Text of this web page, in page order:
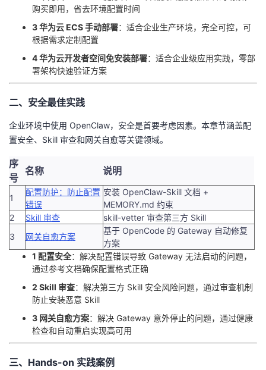
课
程
的
认
我
的
验
我
收
藏
术
支
云
声
议
购买即用，省去环境配置时间
3 华为云 ECS 手动部署：适合企业生产环境，完全可控，可
根据需求定制配置
4 华为云开发者空间免安装部署：适合企业级应用实践，零部
署架构快速验证方案
二、安全最佳实践
企业环境中使用 OpenClaw，安全是首要考虑因素。本章节涵盖配
置安全、Skill 审查和网关自愈等关键领域。
序
号
名称 说明
1
配置防护：防止配置
错误
安装 OpenClaw-Skill 文档 +
MEMORY.md 约束
2
Skill 审查
skill-vetter 审查第三方 Skill
3
网关自愈方案
基于 OpenCode 的 Gateway 自动修复
方案
1 配置安全：解决配置错误导致 Gateway 无法启动的问题，
通过参考文档确保配置格式正确
2 Skill 审查：解决第三方 Skill 安全风险问题，通过审查机制
防止安装恶意 Skill
3 网关自愈方案：解决 Gateway 意外停止的问题，通过健康
检查和自动重启实现高可用
三、Hands-on 实践案例